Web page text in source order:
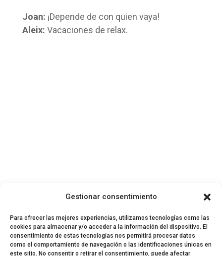
Gestionar consentimiento
Para ofrecer las mejores experiencias, utilizamos tecnologías como las
cookies para almacenar y/o acceder a la información del dispositivo. El
consentimiento de estas tecnologías nos permitirá procesar datos
como el comportamiento de navegación o las identificaciones únicas en
este sitio. No consentir o retirar el consentimiento, puede afectar
Joan: ¡Depende de con quien vaya!
Aleix: Vacaciones de relax.